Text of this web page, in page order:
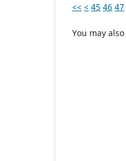
<< < 45 46 47
You may also